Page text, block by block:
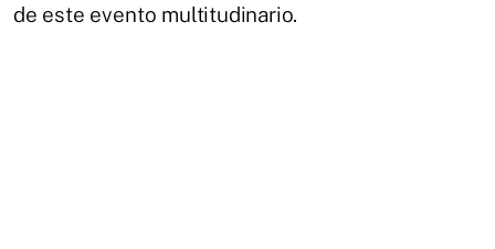
de este evento multitudinario.